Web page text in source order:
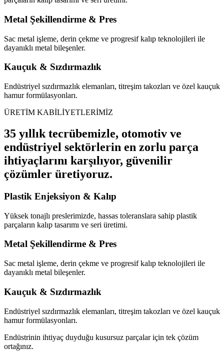
Metal Şekillendirme & Pres
Sac metal işleme, derin çekme ve progresif kalıp teknolojileri ile
dayanıklı metal bileşenler.
Kauçuk & Sızdırmazlık
Endüstriyel sızdırmazlık elemanları, titreşim takozları ve özel kauçuk
hamur formülasyonları.
ÜRETİM KABİLİYETLERİMİZ
35 yıllık tecrübemizle, otomotiv ve
endüstriyel sektörlerin en zorlu parça
ihtiyaçlarını karşılıyor, güvenilir
çözümler üretiyoruz.
Plastik Enjeksiyon & Kalıp
Yüksek tonajlı preslerimizde, hassas toleranslara sahip plastik
parçaların kalıp tasarımı ve seri üretimi.
Metal Şekillendirme & Pres
Sac metal işleme, derin çekme ve progresif kalıp teknolojileri ile
dayanıklı metal bileşenler.
Kauçuk & Sızdırmazlık
Endüstriyel sızdırmazlık elemanları, titreşim takozları ve özel kauçuk
hamur formülasyonları.
Endüstrinin ihtiyaç duyduğu kusursuz parçalar için tek çözüm
ortağınız.